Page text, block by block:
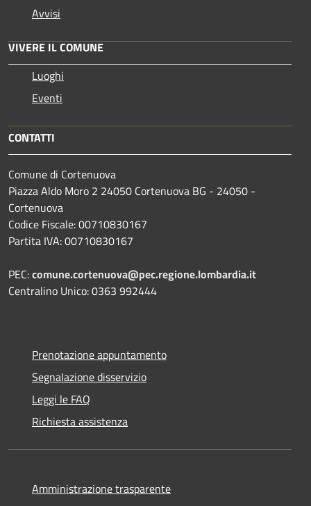
Avvisi
VIVERE IL COMUNE
Luoghi
Eventi
CONTATTI
Comune di Cortenuova
Piazza Aldo Moro 2 24050 Cortenuova BG - 24050 -
Cortenuova
Codice Fiscale: 00710830167
Partita IVA: 00710830167
PEC:comune.cortenuova@pec.regione.lombardia.it
Centralino Unico: 0363 992444
Prenotazione appuntamento
Segnalazione disservizio
Leggi le FAQ
Richiesta assistenza
Amministrazione trasparente